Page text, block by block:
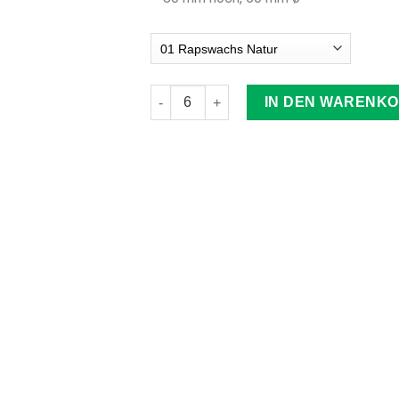
IN DEN